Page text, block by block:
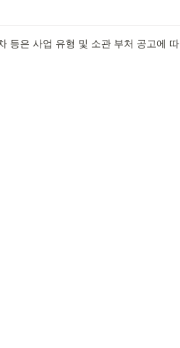
등은 사업 유형 및 소관 부처 공고에